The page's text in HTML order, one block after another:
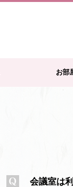
お部
会議室は